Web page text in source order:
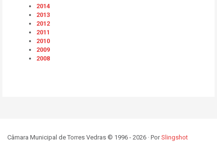
2014
2013
2012
2011
2010
2009
2008
Câmara Municipal de Torres Vedras © 1996 - 2026 · PorSlingshot